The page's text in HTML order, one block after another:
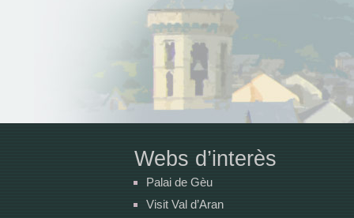
Webs d’interès
Palai de Gèu
Visit Val d’Aran